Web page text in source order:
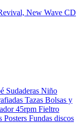
New Wave CD
Sudaderas Niño
Tazas Bolsas y
45rpm Fieltro
Posters Fundas discos